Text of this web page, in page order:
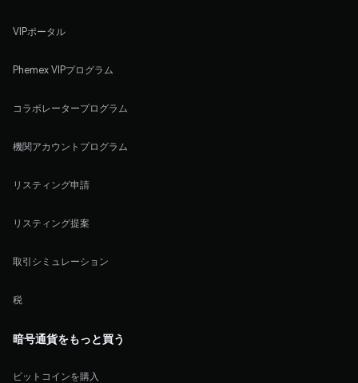
VIPポータル
Phemex VIPプログラム
コラボレータープログラム
機関アカウントプログラム
リスティング申請
リスティング提案
取引シミュレーション
税
暗号通貨をもっと買う
ビットコインを購入